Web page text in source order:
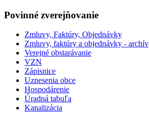
Povinné zverejňovanie
Zmluvy, Faktúry, Objednávky
Zmluvy, faktúry a objednávky - archív
Verejné obstarávanie
VZN
Zápisnice
Uznesenia obce
Hospodárenie
Úradná tabuľa
Kanalizácia